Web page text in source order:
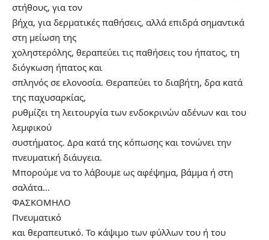
στήθους, για τον
βήχα, για δερματικές παθήσεις, αλλά επιδρά σημαντικά
στη μείωση της
χοληστερόλης, θεραπεύει τις παθήσεις του ήπατος, τη
διόγκωση ήπατος και
σπληνός σε ελονοσία. Θεραπεύει το διαβήτη, δρα κατά
της παχυσαρκίας,
ρυθμίζει τη λειτουργία των ενδοκρινών αδένων και του
λεμφικού
συστήματος. Δρα κατά της κόπωσης και τονώνει την
πνευματική διάυγεια.
Μπορούμε να το λάβουμε ως αφέψημα, βάμμα ή στη
σαλάτα…
ΦΑΣΚΟΜΗΛΟ
Πνευματικό
και θεραπευτικό. Το κάψιμο των φύλλων του ή του